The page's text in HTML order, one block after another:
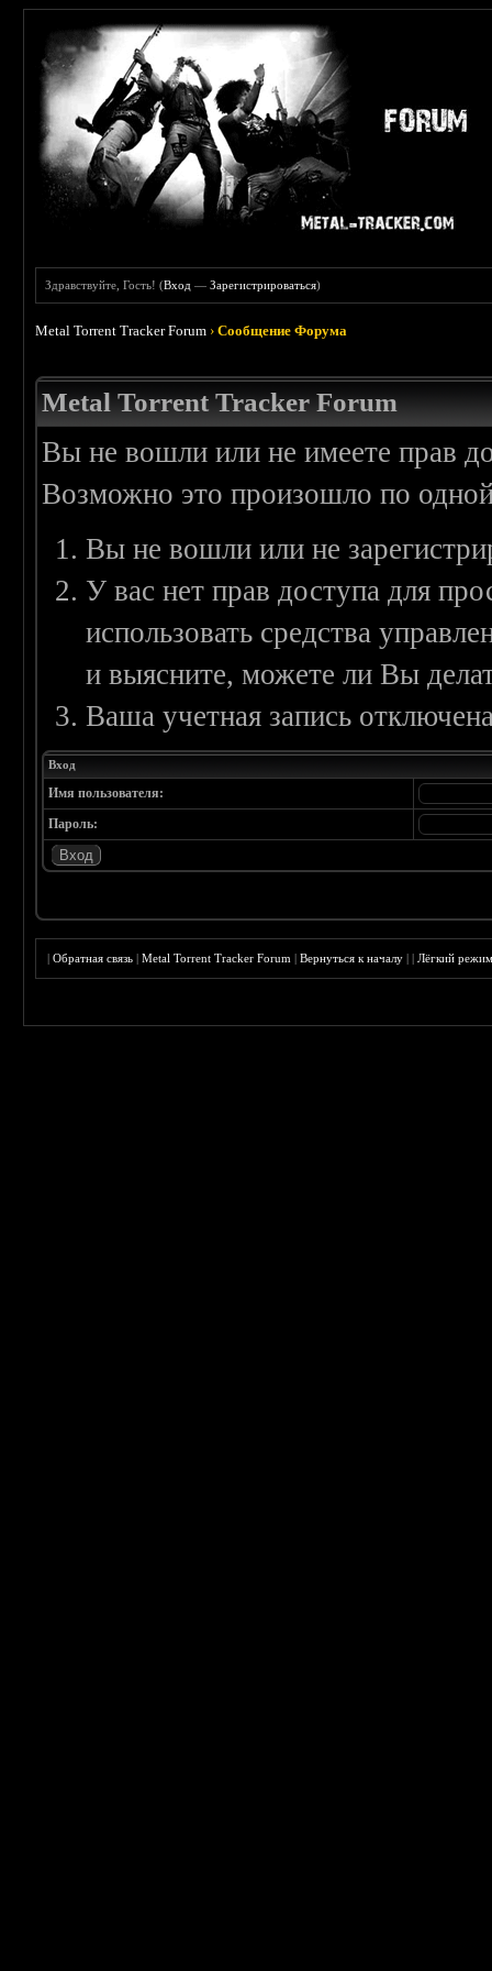
Здравствуйте, Гость! (Вход —Зарегистрироваться)
Metal Torrent Tracker Forum ›Сообщение Форума
Metal Torrent Tracker Forum
Вы не вошли или не имеете прав
Возможно это произошло по
Вы не вошли или не
У вас нет прав доступа для
использовать средства
и выясните, можете ли Вы
Ваша учетная запись
Вход
Имя пользователя:
Пароль:
|Обратная связь |Metal Torrent Tracker Forum |Вернуться к началу ||Лёгкий